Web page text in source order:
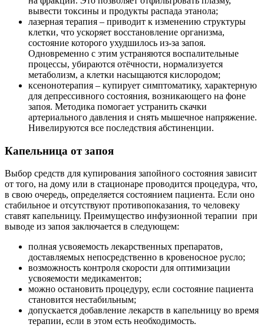
вывести токсины и продукты распада этанола;
лазерная терапия – приводит к изменению структуры
клетки, что ускоряет восстановление организма,
состояние которого ухудшилось из-за запоя.
Одновременно с этим устраняются воспалительные
процессы, убираются отёчности, нормализуется
метаболизм, а клетки насыщаются кислородом;
ксенонотерапия – купирует симптоматику, характерную
для депрессивного состояния, возникающего на фоне
запоя. Методика помогает устранить скачки
артериального давления и снять мышечное напряжение.
Нивелируются все последствия абстиненции.
Капельница от запоя
Выбор средств для купирования запойного состояния зависит
от того, на дому или в стационаре проводится процедура, что,
в свою очередь, определяется состоянием пациента. Если оно
стабильное и отсутствуют противопоказания, то человеку
ставят капельницу. Преимущество инфузионной терапии при
выводе из запоя заключается в следующем:
полная усвояемость лекарственных препаратов,
доставляемых непосредственно в кровеносное русло;
возможность контроля скорости для оптимизации
усвояемости медикаментов;
можно остановить процедуру, если состояние пациента
становится нестабильным;
допускается добавление лекарств в капельницу во время
терапии, если в этом есть необходимость.